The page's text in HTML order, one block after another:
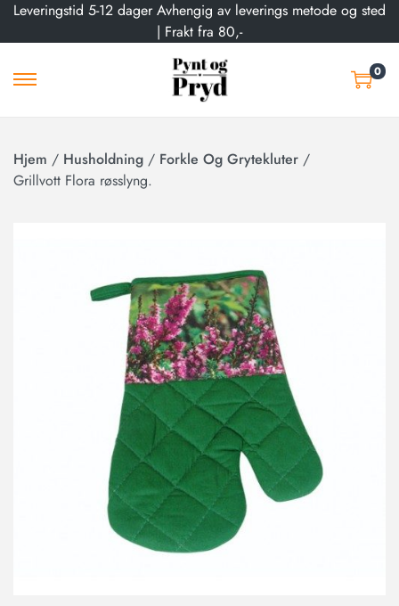
Leveringstid 5-12 dager Avhengig av leverings metode og sted
| Frakt fra 80,-
0
Hjem / Husholdning / Forkle Og Grytekluter /
Grillvott Flora røsslyng.